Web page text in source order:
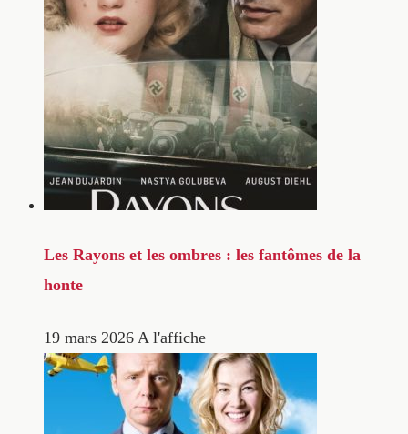
Les Rayons et les ombres : les fantômes de la
honte
19 mars 2026 A l'affiche